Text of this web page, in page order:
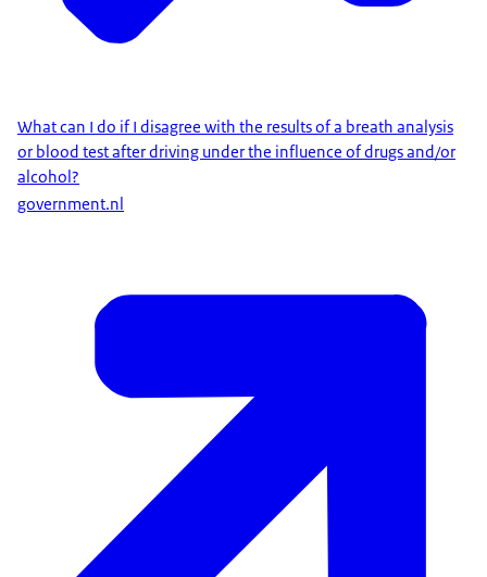
What can I do if I disagree with the results of a breath analysis
or blood test after driving under the influence of drugs and/or
alcohol?
government.nl